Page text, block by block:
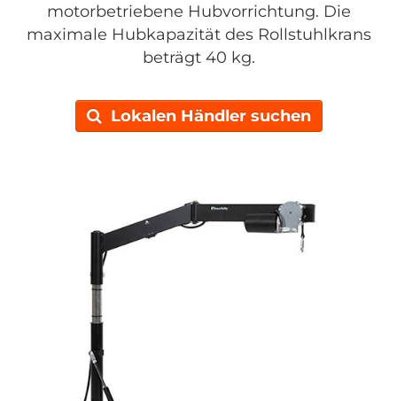
motorbetriebene Hubvorrichtung. Die
maximale Hubkapazität des Rollstuhlkrans
beträgt 40 kg.
Lokalen Händler suchen